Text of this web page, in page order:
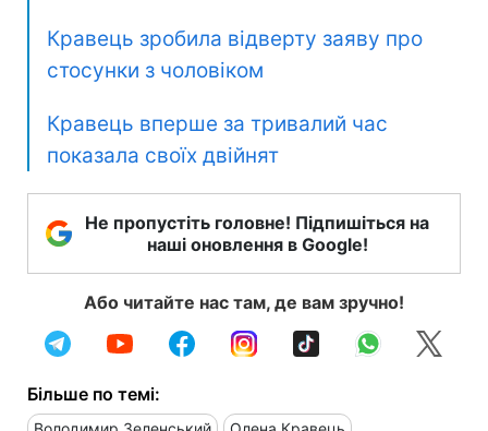
Кравець зробила відверту заяву про
стосунки з чоловіком
Кравець вперше за тривалий час
показала своїх двійнят
Не пропустіть головне! Підпишіться на
наші оновлення в Google!
Або читайте нас там, де вам зручно!
Більше по темі: